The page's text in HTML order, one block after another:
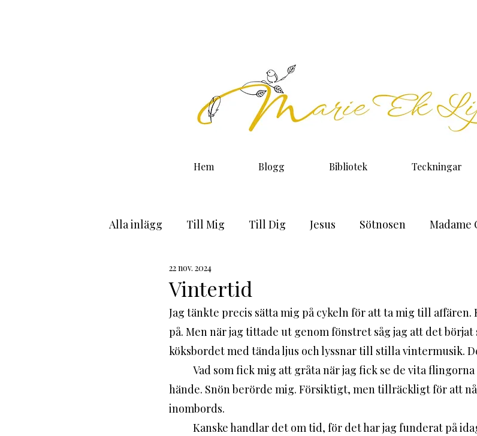
Hem Blogg Bibliotek Teckningar
Alla inlägg Till Mig Till Dig Jesus Sötnosen Madame
Rabbouni
Vintertid
22 nov. 2024
Jag tänkte precis sätta mig på cykeln för att ta mig till affären.
på. Men när jag tittade ut genom fönstret såg jag att det börjat
köksbordet med tända ljus och lyssnar till stilla vintermusik.
hände. Snön berörde mig. Försiktigt, men tillräckligt för att
inombords.